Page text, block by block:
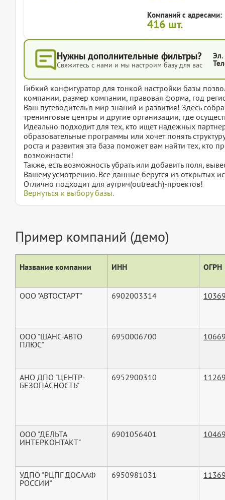
Компаний с адресами:
416 шт.
Нужны дополнительные фильтры?
Свяжитесь с нами и мы настроим базу для вас
Эл.
Гибкий конфигуратор для тонкой настройки базы
компании, размер компании, правовая форма, год
Ваш путеводитель в мир знаний и развития! Здесь
тренинговые центры и другие организации, где
Идеально подходит для тех, кто ищет надежных
образовательные программы или хочет понять
роста и развития эта база поможет вам найти тех, кто
возможности!
Также, есть возможность убрать или добавить поля,
Вашему усмотрению. Все данные берутся из открытых
Отлично подходит для аутрич(outreach)-проектов!
Вернуться к выбору базы.
Пример компаний (демо)
Название компании ИНН ОГРН
ООО "АВТОСТАРТ" 6902003314
ООО "ШАНС-АВТО
ПЛЮС"
6950006700
АНО ДПО "ЦЕНТР-
БЕЗОПАСНОСТЬ"
6952900310
ООО "ДЕЛЬТА
ИНТЕРКОНТАКТ"
6901056401
УДПО "РЦПГ ДОСААФ
РОССИИ"
6950981031